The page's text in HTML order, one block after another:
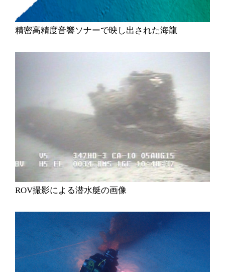
精密高精度音響ソナーで映し出された海龍
ROV撮影による潜水艇の画像